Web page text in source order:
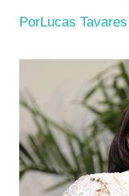
PorLucas Tavares